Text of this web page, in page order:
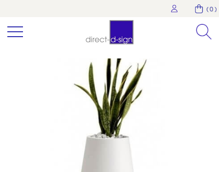
( 0 )